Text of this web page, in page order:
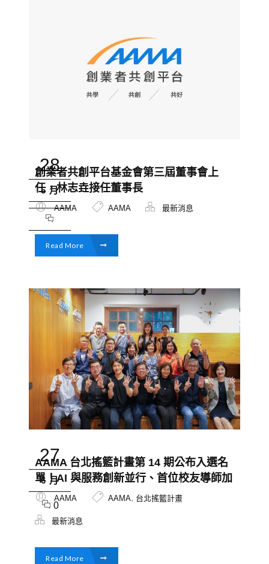
28
5 月
創業者共創平台基金會第三屆董事會上
任，林志垚接任董事長
AAMA AAMA 最新消息
Read More
27
6 月
0
AAMA 台北搖籃計畫第 14 期公布入選名
單！AI 與服務創新並行、首位校友導師加
入傳承行列
AAMA AAMA, 台北搖籃計畫
最新消息
Read More